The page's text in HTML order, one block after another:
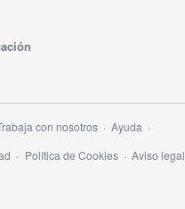
con nosotros
Ayuda
Política de Cookies
Aviso legal